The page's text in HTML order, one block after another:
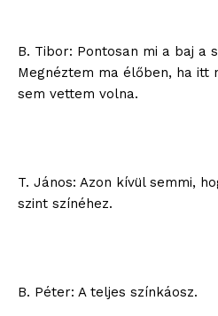
B. Tibor: Pontosan mi a baj a
Megnéztem ma élőben, ha itt
sem vettem volna.
T. János: Azon kívül semmi,
szint színéhez.
B. Péter: A teljes színkáosz.